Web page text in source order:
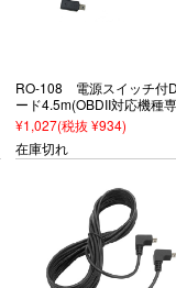
RO-108 電源スイッチ付
ード4.5m(OBDII対応機種
¥1,027(税抜 ¥934)
在庫切れ